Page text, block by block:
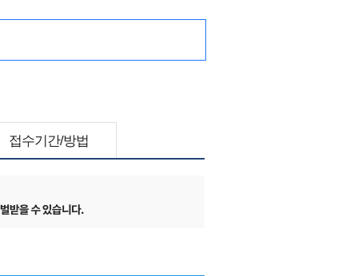
접수기간/방법